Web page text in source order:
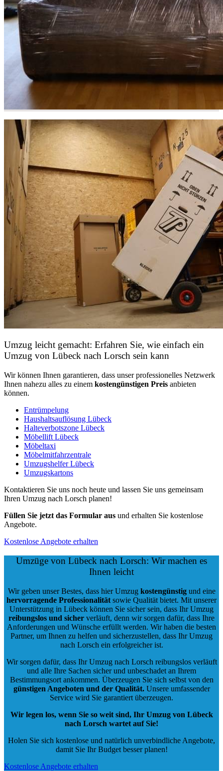
Umzug leicht gemacht: Erfahren Sie, wie einfach ein
Umzug von Lübeck nach Lorsch sein kann
Wir können Ihnen garantieren, dass unser professionelles Netzwerk
Ihnen nahezu alles zu einem kostengünstigen Preis anbieten
können.
Entrümpelung
Haushaltsauflösung Lübeck
Halteverbotszone Lübeck
Möbellift Lübeck
Möbeltaxi
Möbelmitfahrzentrale
Umzugshelfer Lübeck
Umzugskartons
Kontaktieren Sie uns noch heute und lassen Sie uns gemeinsam
Ihren Umzug nach Lorsch planen!
Füllen Sie jetzt das Formular aus und erhalten Sie kostenlose
Angebote.
Kostenlose Angebote erhalten
Umzüge von Lübeck nach Lorsch: Wir machen es
Ihnen leicht
Wir geben unser Bestes, dass hier Umzug kostengünstigund eine
hervorragende Professionalität sowie Qualität bietet. Mit unserer
Unterstützung in Lübeck können Sie sicher sein, dass Ihr Umzug
reibungslos und sicher verläuft, denn wir sorgen dafür, dass Ihre
Anforderungen und Wünsche erfüllt werden. Wir haben die besten
Partner, um Ihnen zu helfen und sicherzustellen, dass Ihr Umzug
nach Lorsch ein erfolgreicher ist.
Wir sorgen dafür, dass Ihr Umzug nach Lorsch reibungslos verläuft
und alle Ihre Sachen sicher und unbeschadet an Ihrem
Bestimmungsort ankommen. Überzeugen Sie sich selbst von den
günstigen Angeboten und der Qualität.Unsere umfassender
Service wird Sie garantiert überzeugen.
Wir legen los, wenn Sie so weit sind, Ihr Umzug von Lübeck
nach Lorsch wartet auf Sie!
Holen Sie sich kostenlose und natürlich unverbindliche Angebote,
damit Sie Ihr Budget besser planen!
Kostenlose Angebote erhalten